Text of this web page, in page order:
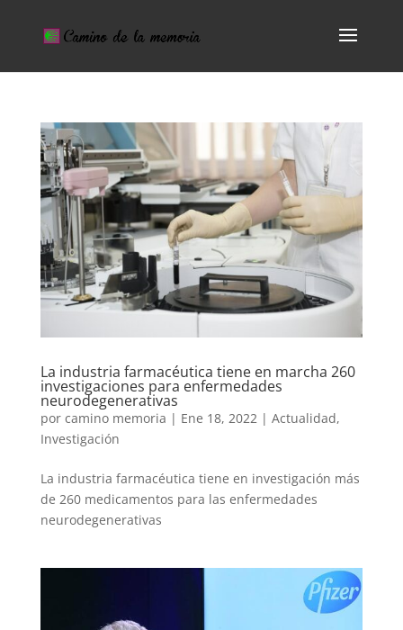
La industria farmacéutica tiene en marcha 260
investigaciones para enfermedades
neurodegenerativas
por camino memoria | Ene 18, 2022| Actualidad,
Investigación
La industria farmacéutica tiene en investigación más
de 260 medicamentos para las enfermedades
neurodegenerativas